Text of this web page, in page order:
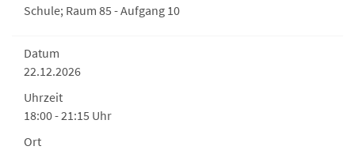
Schule; Raum 85 - Aufgang 10
Datum
22.12.2026
Uhrzeit
18:00 - 21:15 Uhr
Ort